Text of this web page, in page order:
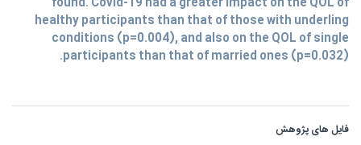
healthy participants than that of those with underling
conditions (p=0.004), and also on the QOL of single
participants than that of married ones (p=0.032).
فایل های پژوهش